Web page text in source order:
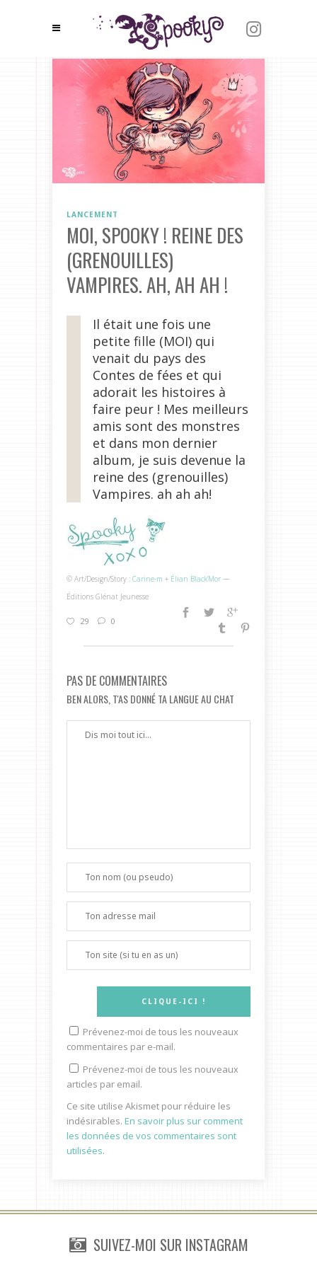
LANCEMENT
MOI, SPOOKY ! REINE DES
(GRENOUILLES)
VAMPIRES. AH, AH AH !
Il était une fois une
petite fille (MOI) qui
venait du pays des
Contes de fées et qui
adorait les histoires à
faire peur ! Mes meilleurs
amis sont des monstres
et dans mon dernier
album, je suis devenue la
reine des (grenouilles)
Vampires. ah ah ah!
© Art/Design/Story : Carine-m + Élian Black’Mor —
Éditions Glénat Jeunesse
29 0
PAS DE COMMENTAIRES
BEN ALORS, T'AS DONNÉ TA LANGUE AU CHAT
Prévenez-moi de tous les nouveaux
commentaires par e-mail.
Prévenez-moi de tous les nouveaux
articles par email.
Ce site utilise Akismet pour réduire les
indésirables. En savoir plus sur comment
les données de vos commentaires sont
utilisées.
SUIVEZ-MOI SUR INSTAGRAM